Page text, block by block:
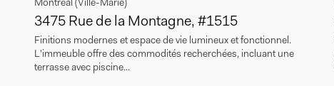
3475 Rue de la Montagne, #1515
Finitions modernes et espace de vie lumineux et fonctionnel.
L'immeuble offre des commodités recherchées, incluant une
terrasse avec piscine...